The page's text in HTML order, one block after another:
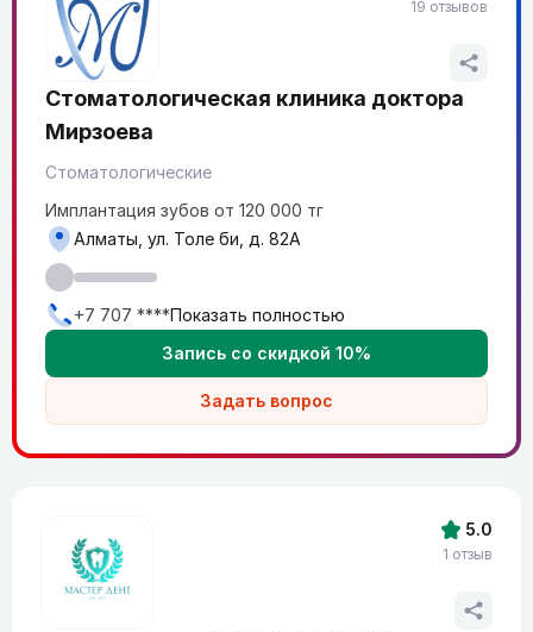
Стоматологическая клиника доктора
Мирзоева
Стоматологические
Имплантация зубов от 120 000 тг
Запись со скидкой 10%
Задать вопрос
Алматы, ул. Толе би, д. 82A
+7 707 ****Показать полностью
19 отзывов
5.0
1 отзыв